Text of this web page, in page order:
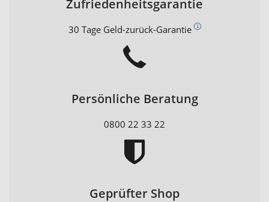
Zufriedenheitsgarantie
30 Tage Geld-zurück-Garantie
Persönliche Beratung
0800 22 33 22
Geprüfter Shop